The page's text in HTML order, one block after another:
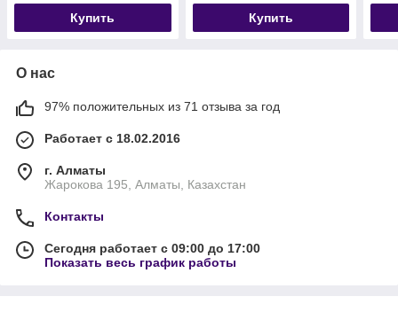
Купить Купить
О нас
97% положительных из 71 отзыва за год
Работает с 18.02.2016
г. Алматы
Жарокова 195, Алматы, Казахстан
Контакты
Сегодня работает с 09:00 до 17:00
Показать весь график работы